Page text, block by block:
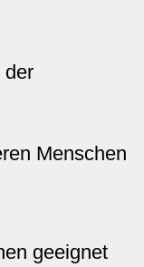
der
Menschen
geeignet